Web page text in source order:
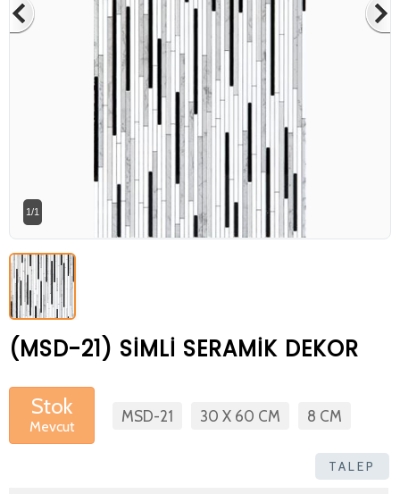
1/1
(MSD-21) SİMLİ SERAMİK DEKOR
Stok
Mevcut
MSD-21 30 X 60 CM 8 CM
TALEP
Özgeçmişlerinizi yandaki formdan
bizlere ulaştırabilirsiniz. Bizi tercih
ettiğiniz için teşekkür ederiz.